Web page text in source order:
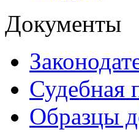
Документы
Судебная
Образцы